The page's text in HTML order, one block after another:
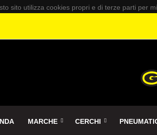
sito utilizza cookies propri e di terze parti per
MARCHE CERCHI